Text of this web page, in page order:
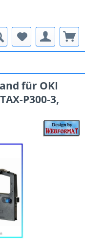
für OKI
P300-3,